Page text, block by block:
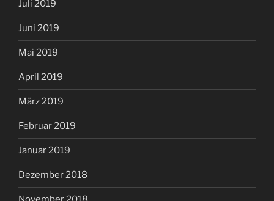
Juli 2019
Juni 2019
Mai 2019
April 2019
März 2019
Februar 2019
Januar 2019
Dezember 2018